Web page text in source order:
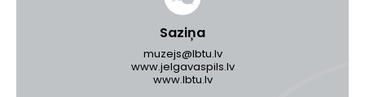
Saziņa
muzejs@lbtu.lv
www.jelgavaspils.lv
www.lbtu.lv